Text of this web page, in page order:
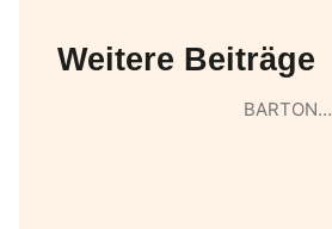
Weitere Beiträge
BARTON…